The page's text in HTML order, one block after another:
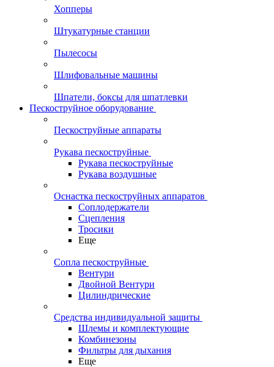
Хопперы
Штукатурные станции
Пылесосы
Шлифовальные машины
Шпатели, боксы для шпатлевки
Пескоструйное оборудование
Пескоструйные аппараты
Рукава пескоструйные
Рукава пескоструйные
Рукава воздушные
Оснастка пескоструйных аппаратов
Соплодержатели
Сцепления
Тросики
Еще
Сопла пескоструйные
Вентури
Двойной Вентури
Цилиндрические
Средства индивидуальной защиты
Шлемы и комплектующие
Комбинезоны
Фильтры для дыхания
Еще